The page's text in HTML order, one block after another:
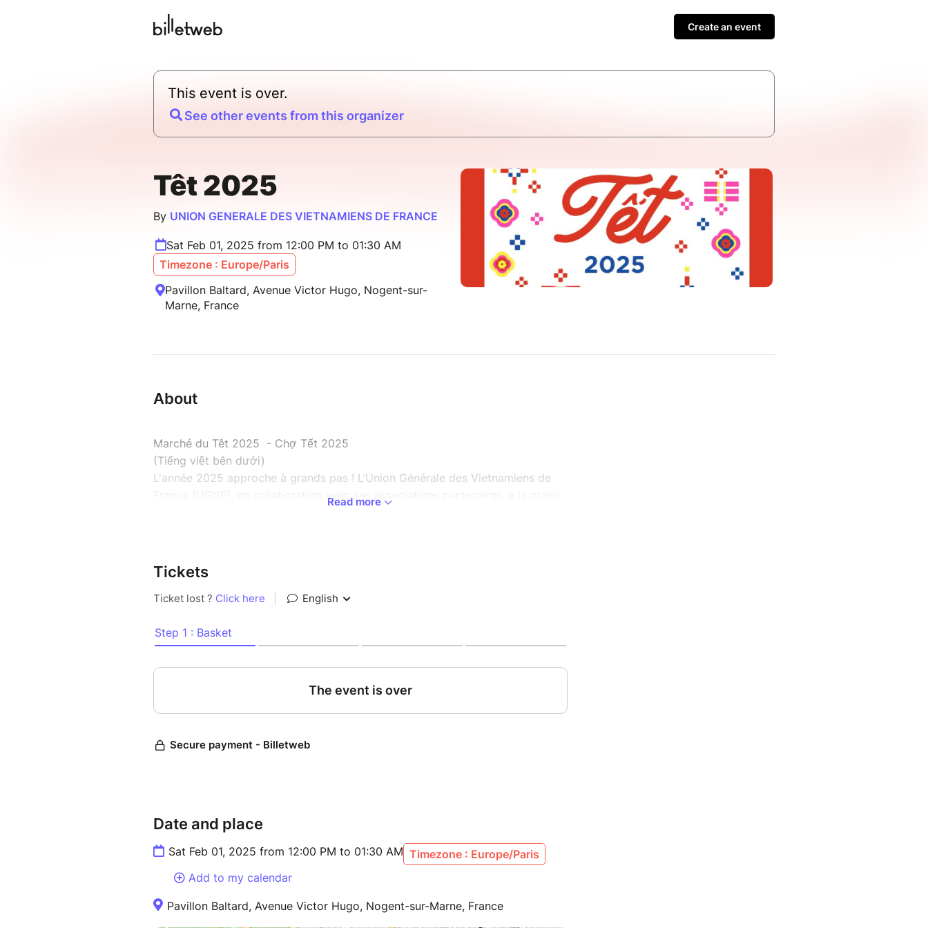
Create an event
This event is over.
See other events from this organizer
Têt 2025
By UNION GENERALE DES VIETNAMIENS DE FRANCE
Sat Feb 01, 2025 from 12:00 PM to 01:30 AM
Timezone : Europe/Paris
Pavillon Baltard, Avenue Victor Hugo, Nogent-sur-
Marne, France
About
Marché du Têt 2025 - Chợ Tết 2025
(Tiếng việt bên dưới)
L'année 2025 approche à grands pas ! L’Union Générale des Vietnamiens de
France (UGVF), en collaboration avec ses associations partenaires, a le plaisir
2025 des centaines de bénévoles afin d’accueillir, le temps d’une journée,
plusieurs milliers de visiteurs autour d’un Marché du Têt, rythmé par des
animations artistiques et proposant des spécialités culinaires, des ateliers pour
fête du Têt enrichie de nouveaux stands et d’activités tout aussi captivantes.
Venez nous rejoindre pour célébrer la nouvelle année lunaire placée sous le
signe du Serpent le samedi 1er février 2025 au Pavillon Baltard !
Un marché avec des stands proposant des saveurs traditionnelles
Des ateliers pour les enfants
Une soirée festive avec karaoké et dance-floor pour clôturer cet
événement en beauté
Nous vous attendons nombreux pour partager ensemble ce moment de fête et
Date : Samedi 1 février de 12h à 1h30 du matin
Read more
Tickets
Date and place
Sat Feb 01, 2025 from 12:00 PM to 01:30 AM Timezone : Europe/Paris
Add to my calendar
Pavillon Baltard, Avenue Victor Hugo, Nogent-sur-Marne, France